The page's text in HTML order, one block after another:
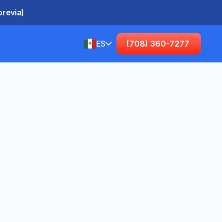
Spanish (United States)
ES (708) 360-7277